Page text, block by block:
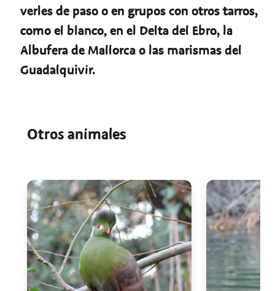
verles de paso o en grupos con otros tarros,
como el blanco, en el Delta del Ebro, la
Albufera de Mallorca o las marismas del
Guadalquivir.
Otros animales